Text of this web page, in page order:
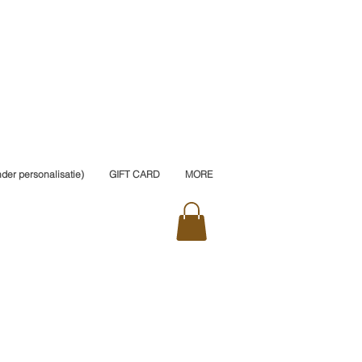
personalisatie) GIFT CARD MORE